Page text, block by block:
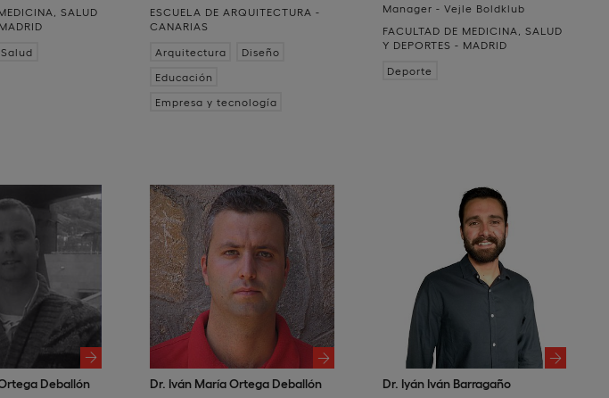
SALUD
ESCUELA DE ARQUITECTURA -
CANARIAS
Arquitectura
Diseño
Educación
Empresa y tecnología
Manager - Vejle Boldklub
FACULTAD DE MEDICINA, SALUD
Y DEPORTES - MADRID
Deporte
Deballón Dr. Iván María Ortega Deballón Dr. Iyán Iván Barragaño